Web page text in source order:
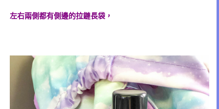
左右兩側都有側邊的拉鏈長袋，